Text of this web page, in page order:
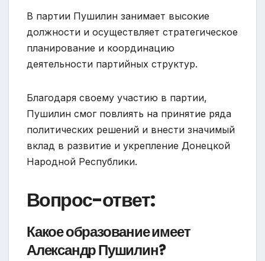
В партии Пушилин занимает высокие
должности и осуществляет стратегическое
планирование и координацию
деятельности партийных структур.
Благодаря своему участию в партии,
Пушилин смог повлиять на принятие ряда
политических решений и внести значимый
вклад в развитие и укрепление Донецкой
Народной Республики.
Вопрос-ответ:
Какое образование имеет
Александр Пушилин?